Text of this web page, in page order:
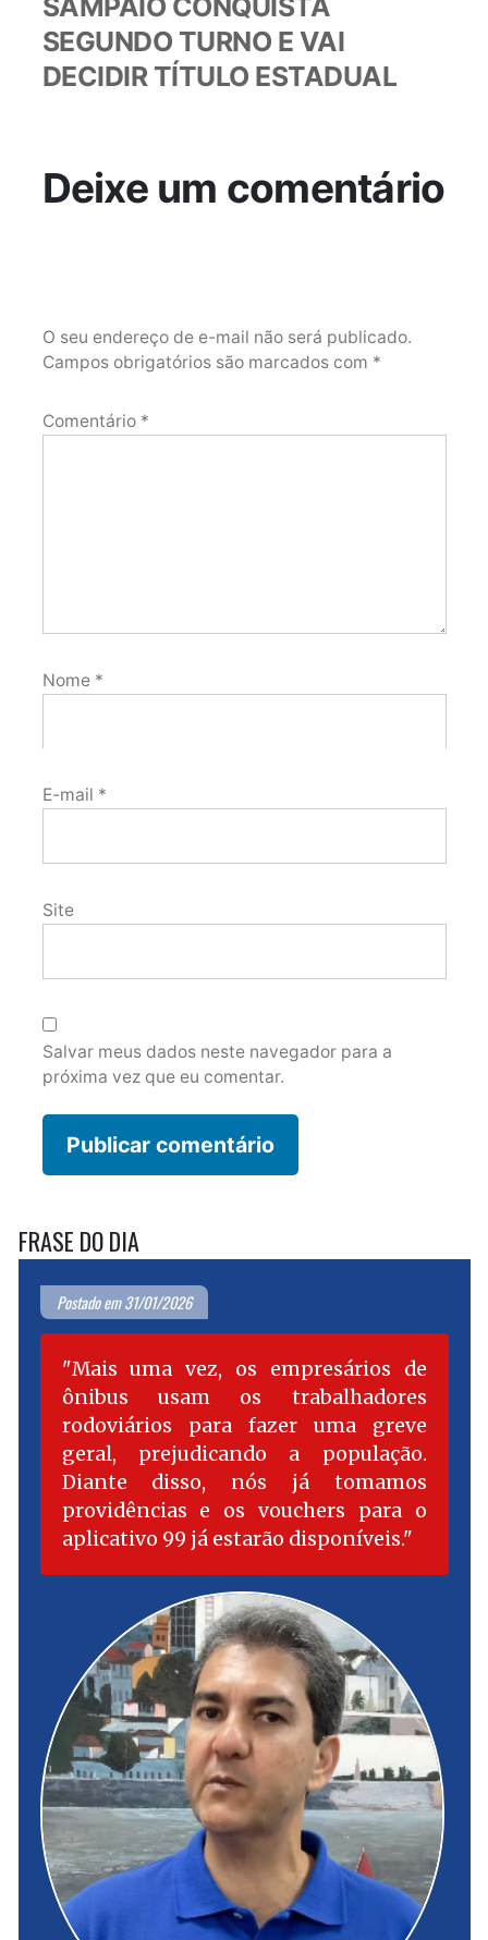
SEGUNDO TURNO E VAI
DECIDIR TÍTULO ESTADUAL
Deixe um comentário
O seu endereço de e-mail não será publicado.
Campos obrigatórios são marcados com *
Comentário *
Nome *
E-mail *
Site
Salvar meus dados neste navegador para a
próxima vez que eu comentar.
FRASE DO DIA
Postado em 31/01/2026
Mais uma vez, os empresários de
ônibus usam os trabalhadores
rodoviários para fazer uma greve
geral, prejudicando a população.
Diante disso, nós já tomamos
providências e os vouchers para o
aplicativo 99 já estarão disponíveis.